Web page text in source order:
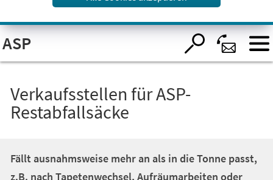
Visuelle
Assistenzsoftware
öffnen.
ASP
Verkaufsstellen für ASP-
Restabfallsäcke
Fällt ausnahmsweise mehr an als in die Tonne passt,
z.B. nach Tapetenwechsel, Aufräumarbeiten oder